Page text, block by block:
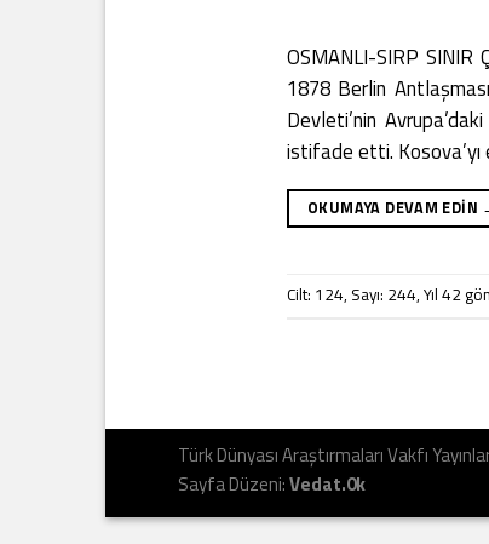
OSMANLI-SIRP SINIR
1878 Berlin
Devleti’nin
istifade etti. Kosova’yı
OKUMAYA DEVAM EDIN
Cilt: 124, Sayı: 244, Yıl 42
Türk Dünyası Araştırmaları Vakfı
Sayfa Düzeni:Vedat.0k